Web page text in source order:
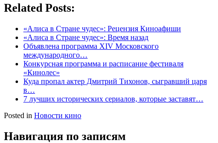
Related Posts:
«Алиса в Стране чудес»: Рецензия Киноафиши
«Алиса в Стране чудес»: Время назад
Объявлена программа XIV Московского
международного…
Конкурсная программа и расписание фестиваля
«Кинолес»
Куда пропал актер Дмитрий Тихонов, сыгравший царя
в…
7 лучших исторических сериалов, которые заставят…
Posted in Новости кино
Навигация по записям